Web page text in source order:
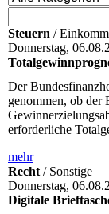
Steuern /
Donnerstag,
Der
genommen, ob der
erforderliche
mehr
Recht / Sonstige
Donnerstag,
Digitale